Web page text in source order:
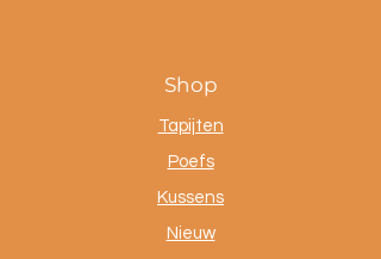
Shop
Tapijten
Poefs
Kussens
Nieuw